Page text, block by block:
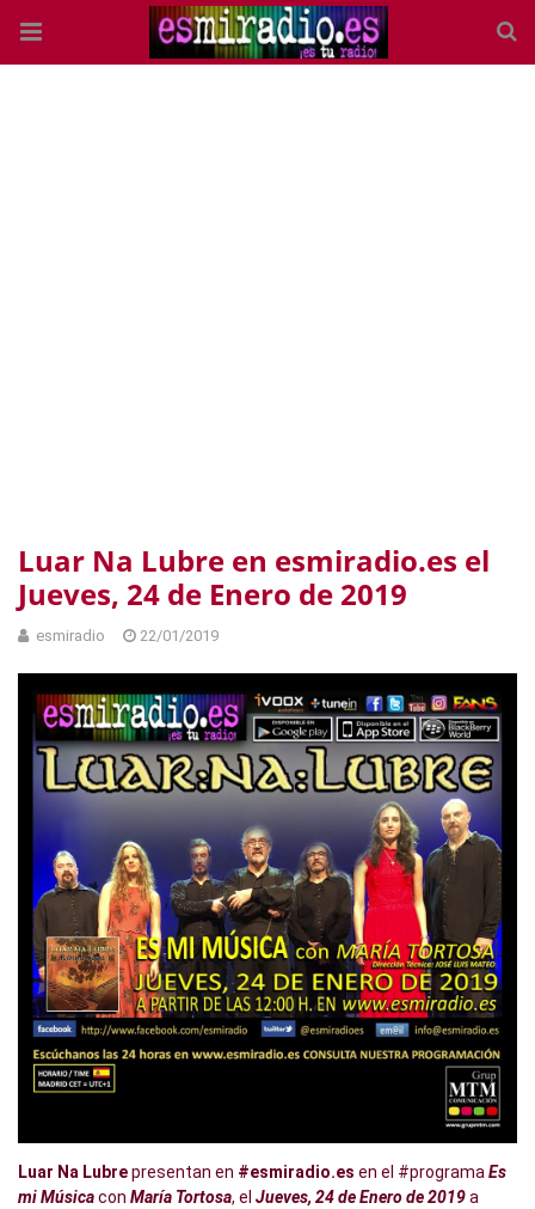
Luar Na Lubre en esmiradio.es el
Jueves, 24 de Enero de 2019
esmiradio 22/01/2019
Luar Na Lubrepresentan en #esmiradio.es en el #programa Es
mi Músicacon María Tortosa, el Jueves, 24 de Enero de 2019a